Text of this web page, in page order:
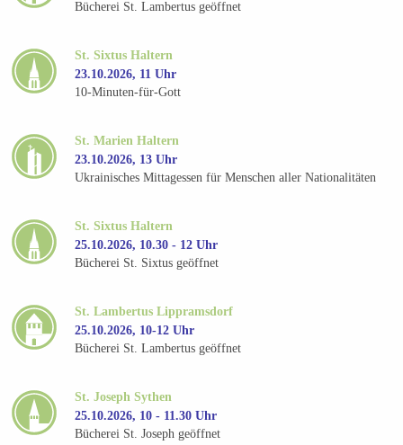
Bücherei St. Lambertus geöffnet
St. Sixtus Haltern
23.10.2026, 11 Uhr
10-Minuten-für-Gott
St. Marien Haltern
23.10.2026, 13 Uhr
Ukrainisches Mittagessen für Menschen aller Nationalitäten
St. Sixtus Haltern
25.10.2026, 10.30 - 12 Uhr
Bücherei St. Sixtus geöffnet
St. Lambertus Lippramsdorf
25.10.2026, 10-12 Uhr
Bücherei St. Lambertus geöffnet
St. Joseph Sythen
25.10.2026, 10 - 11.30 Uhr
Bücherei St. Joseph geöffnet